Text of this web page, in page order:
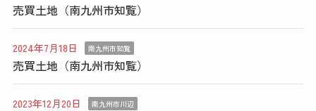
売買土地（南九州市知覧）
2024年7月18日 南九州市知覧
売買土地（南九州市知覧）
2023年12月20日 南九州市川辺